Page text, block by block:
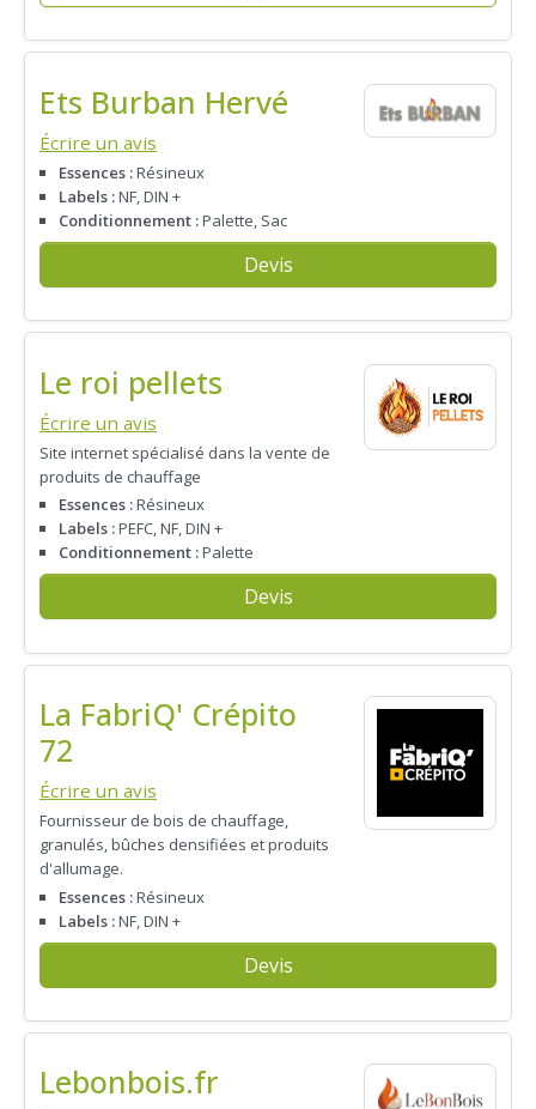
Ets Burban Hervé
Écrire un avis
Essences :Résineux
Labels :NF, DIN +
Conditionnement :Palette, Sac
Devis
Le roi pellets
Écrire un avis
Site internet spécialisé dans la vente de
produits de chauffage
Essences :Résineux
Labels :PEFC, NF, DIN +
Conditionnement :Palette
Devis
La FabriQ' Crépito
72
Écrire un avis
Fournisseur de bois de chauffage,
granulés, bûches densifiées et produits
d'allumage.
Essences :Résineux
Labels :NF, DIN +
Devis
Lebonbois.fr